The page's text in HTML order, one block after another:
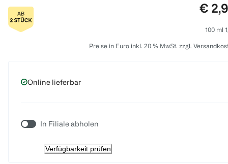
€
100 ml
Preise in Euro inkl. 20 % MwSt. zzgl.
Online lieferbar
In Filiale abholen
Verfügbarkeit prüfen